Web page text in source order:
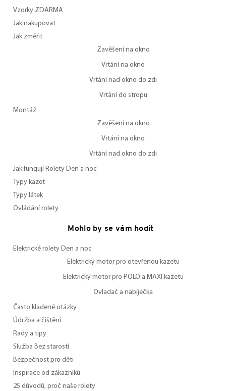
Vzorky ZDARMA
Jak nakupovat
Jak změřit
Zavěšení na okno
Vrtání na okno
Vrtání nad okno do zdi
Vrtání do stropu
Montáž
Zavěšení na okno
Vrtání na okno
Vrtání nad okno do zdi
Jak fungují Rolety Den a noc
Typy kazet
Typy látek
Ovládání rolety
Mohlo by se vám hodit
Elektrické rolety Den a noc
Elektrický motor pro otevřenou kazetu
Elektrický motor pro POLO a MAXI kazetu
Ovladač a nabíječka
Často kladené otázky
Údržba a čištění
Rady a tipy
Služba Bez starostí
Bezpečnost pro děti
Inspirace od zákazníků
25 důvodů, proč naše rolety